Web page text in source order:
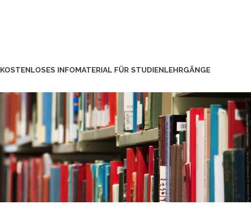
KOSTENLOSES INFOMATERIAL FÜR STUDIENLEHRGÄNGE